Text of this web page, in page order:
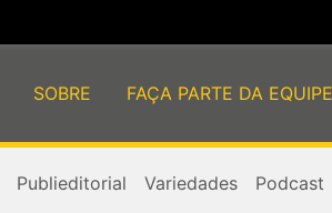
SOBRE FAÇA PARTE DA EQUIPE
Publieditorial Variedades Podcast